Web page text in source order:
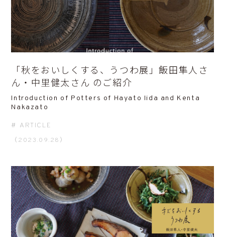
「秋をおいしくする、うつわ展」飯田隼人さ
ん・中里健太さん のご紹介
Introduction of Potters of Hayato Iida and Kenta
Nakazato
ARTICLE
（2023.09.28）